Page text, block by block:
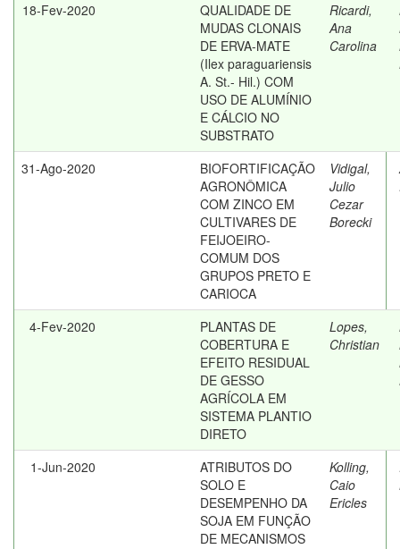
18-Fev-2020
QUALIDADE DE
MUDAS CLONAIS
DE ERVA-MATE
(Ilex paraguariensis
A. St.- Hil.) COM
USO DE ALUMÍNIO
E CÁLCIO NO
SUBSTRATO
Ricardi,
Ana
Carolina
31-Ago-2020
BIOFORTIFICAÇÃO
AGRONÔMICA
COM ZINCO EM
CULTIVARES DE
FEIJOEIRO-
COMUM DOS
GRUPOS PRETO E
CARIOCA
Vidigal,
Julio
Cezar
Borecki
4-Fev-2020
PLANTAS DE
COBERTURA E
EFEITO RESIDUAL
DE GESSO
AGRÍCOLA EM
SISTEMA PLANTIO
DIRETO
Lopes,
Christian
1-Jun-2020
ATRIBUTOS DO
SOLO E
DESEMPENHO DA
SOJA EM FUNÇÃO
DE MECANISMOS
Kolling,
Caio
Ericles